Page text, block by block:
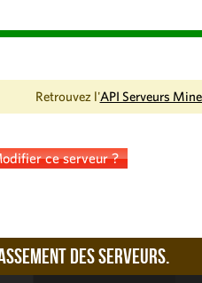
Retrouvez l'API Serveurs
ce serveur ?
des serveurs.